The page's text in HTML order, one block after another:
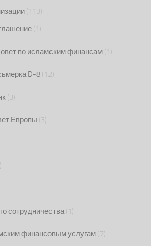
(113)
(1)
по исламским финансам (1)
D-8 (12)
(3)
Европы (3)
сотрудничества(1)
финансовым услугам (7)